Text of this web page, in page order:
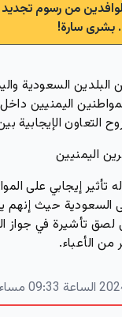
من رسوم تجديد
بشرى سارة!
البلدين السعودية
اليمنيين داخل
الإيجابية
اليمنيين
تأثير إيجابي على
السعودية حيث إنهم
لصق تأشيرة في جواز
الأعباء.